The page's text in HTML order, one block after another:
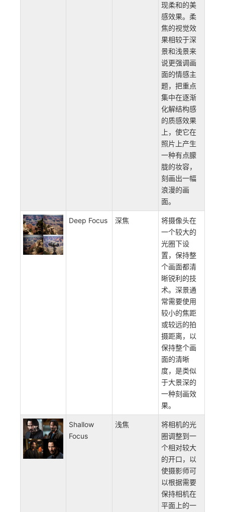
现柔和的美
感效果。柔
焦的视觉效
果相较于深
景和浅景来
说更强调画
面的情感主
题，把重点
集中在逐渐
化解结构感
的质感效果
上，使它在
照片上产生
一种有点朦
胧的妆容，
刻画出一幅
浪漫的画
面。
Deep Focus 深焦
将摄像头在
一个较大的
光圈下设
置，保持整
个画面都清
晰锐利的技
术。深景通
常需要使用
较小的焦距
或较远的拍
摄距离，以
保持整个画
面的清晰
度，是类似
于大景深的
一种刻画效
果。
Shallow
Focus
浅焦
将相机的光
圈调整到一
个相对较大
的开口，以
使摄影师可
以根据需要
保持相机在
平面上的一